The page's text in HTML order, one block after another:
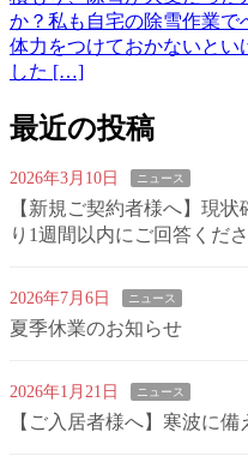
か？私も自宅の除雪作業
体力をつけておかないとい
した […]
最近の投稿
2026年3月10日 ニュース
【新規ご契約者様へ】現
り1週間以内にご回答くださ
2026年7月6日 ニュース
夏季休業のお知らせ
2026年1月21日 ニュース
【ご入居者様へ】寒波に